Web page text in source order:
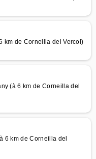
km de Corneilla del Vercol)
(à 6 km de Corneilla del
6 km de Corneilla del